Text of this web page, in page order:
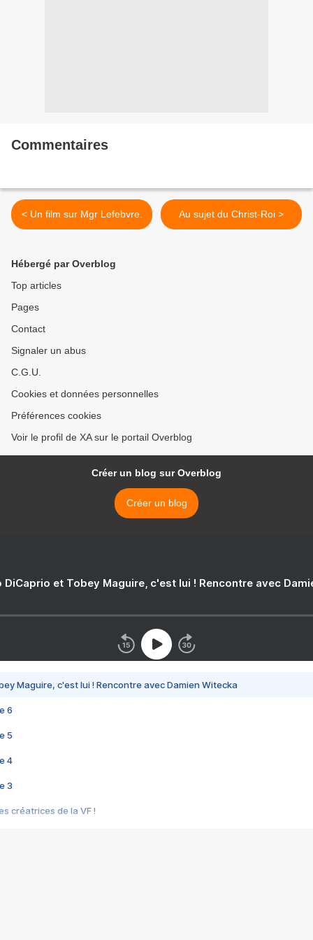
Commentaires
< Un film sur Mgr Lefebvre. Au sujet du Christ-Roi >
Hébergé par Overblog
Top articles
Pages
Contact
Signaler un abus
C.G.U.
Cookies et données personnelles
Préférences cookies
Voir le profil de XA sur le portail Overblog
Créer un blog sur Overblog
Créer un blog
DiCaprio et Tobey Maguire, c'est lui ! Rencontre avec
Maguire, c'est lui ! Rencontre avec Damien Witecka
6
5
4
3
créatrices de la VF !